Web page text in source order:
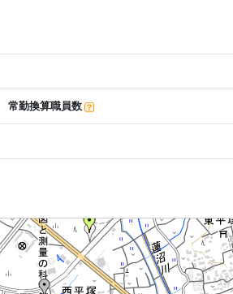
常勤換算職員数